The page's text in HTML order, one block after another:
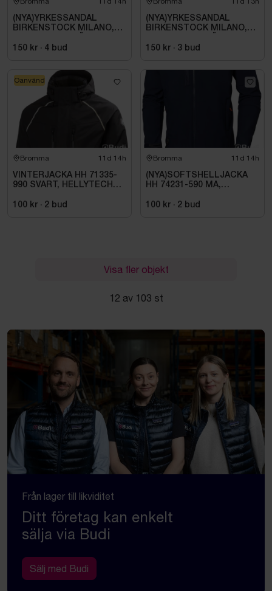
(NYA)YRKESSANDAL
BIRKENSTOCK MILANO,
SVART. STL 42
150 kr · 4 bud
(NYA)YRKESSANDAL
BIRKENSTOCK MILANO,
SVART. STL 42
150 kr · 3 bud
Bromma 11d 14h
VINTERJACKA HH 71335-
990 SVART, HELLYTECH
100 kr · 2 bud
Oanvänd
Bromma 11d 14h
(NYA)SOFTSHELLJACKA
HH 74231-590 MA,
100 kr · 2 bud
Visa fler objekt
12 av 103 st
Från lager till likviditet
Ditt företag kan enkelt
sälja via Budi
Sälj med Budi